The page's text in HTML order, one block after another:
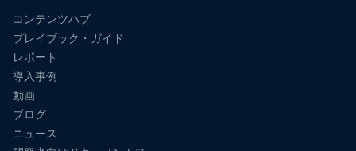
コンテンツハブ
プレイブック・ガイド
レポート
導入事例
動画
ブログ
ニュース